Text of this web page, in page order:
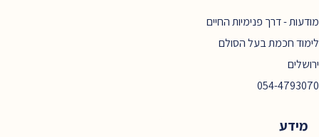
מודעות - דרך פנימיות החיים
לימוד חכמת בעל הסולם
ירושלים
054-4793070
מידע